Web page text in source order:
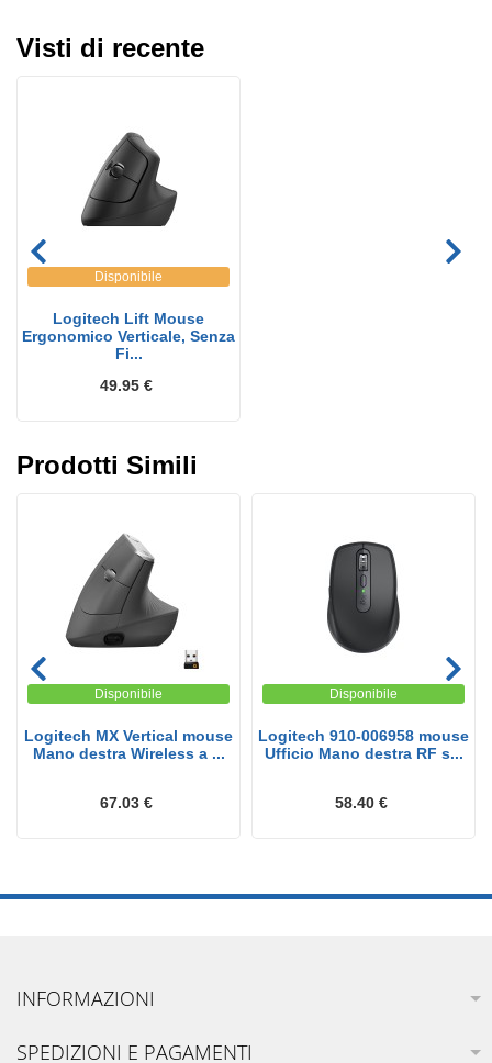
Visti di recente
Disponibile
Logitech Lift Mouse
Ergonomico Verticale, Senza
Fi...
49.95 €
Prodotti Simili
Disponibile
Logitech MX Vertical mouse
Mano destra Wireless a ...
67.03 €
Disponibile
Logitech 910-006958 mouse
Ufficio Mano destra RF s...
58.40 €
INFORMAZIONI
SPEDIZIONI E PAGAMENTI